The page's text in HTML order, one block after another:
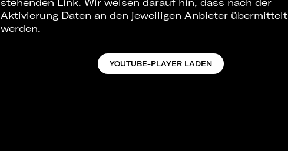
Aktivierung Daten an den jeweiligen Anbieter übermittelt
werden.
YOUTUBE-PLAYER LADEN